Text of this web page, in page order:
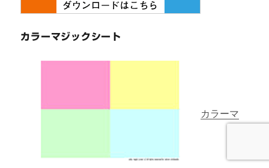
カラーマジックシート
カラーマ